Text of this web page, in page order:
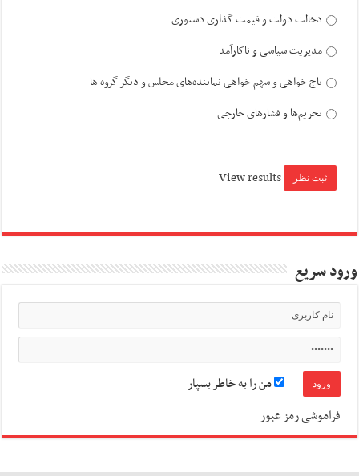
دخالت دولت و قیمت گذاری دستوری
مدیریت سیاسی و ناکارآمد
باج خواهی و سهم خواهی نماینده‌های مجلس و دیگر گروه ها
تحریم‌ها و فشارهای خارجی
View results
ورود سریع
من را به خاطر بسپار
فراموشی رمز عبور